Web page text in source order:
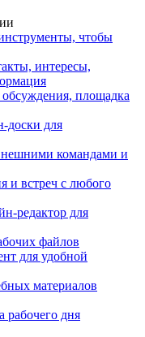
чтобы
интересы,
площадка
доски для
командами и
и встреч с любого
редактор для
файлов
для удобной
материалов
рабочего дня